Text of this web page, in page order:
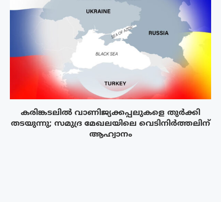
കരിങ്കടലിൽ വാണിജ്യക്കപ്പലുകളെ തുർക്കി
തടയുന്നു; സമുദ്ര മേഖലയിലെ വെടിനിർത്തലിന്
ആഹ്വാനം